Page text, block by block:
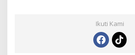
Ikuti Kami